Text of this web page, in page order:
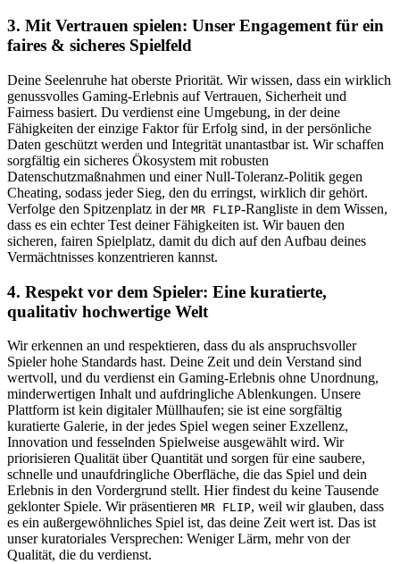
3. Mit Vertrauen spielen: Unser Engagement für ein
faires & sicheres Spielfeld
Deine Seelenruhe hat oberste Priorität. Wir wissen, dass ein wirklich
genussvolles Gaming-Erlebnis auf Vertrauen, Sicherheit und
Fairness basiert. Du verdienst eine Umgebung, in der deine
Fähigkeiten der einzige Faktor für Erfolg sind, in der persönliche
Daten geschützt werden und Integrität unantastbar ist. Wir schaffen
sorgfältig ein sicheres Ökosystem mit robusten
Datenschutzmaßnahmen und einer Null-Toleranz-Politik gegen
Cheating, sodass jeder Sieg, den du erringst, wirklich dir gehört.
Verfolge den Spitzenplatz in der MR FLIP-Rangliste in dem Wissen,
dass es ein echter Test deiner Fähigkeiten ist. Wir bauen den
sicheren, fairen Spielplatz, damit du dich auf den Aufbau deines
Vermächtnisses konzentrieren kannst.
4. Respekt vor dem Spieler: Eine kuratierte,
qualitativ hochwertige Welt
Wir erkennen an und respektieren, dass du als anspruchsvoller
Spieler hohe Standards hast. Deine Zeit und dein Verstand sind
wertvoll, und du verdienst ein Gaming-Erlebnis ohne Unordnung,
minderwertigen Inhalt und aufdringliche Ablenkungen. Unsere
Plattform ist kein digitaler Müllhaufen; sie ist eine sorgfältig
kuratierte Galerie, in der jedes Spiel wegen seiner Exzellenz,
Innovation und fesselnden Spielweise ausgewählt wird. Wir
priorisieren Qualität über Quantität und sorgen für eine saubere,
schnelle und unaufdringliche Oberfläche, die das Spiel und dein
Erlebnis in den Vordergrund stellt. Hier findest du keine Tausende
geklonter Spiele. Wir präsentieren MR FLIP, weil wir glauben, dass
es ein außergewöhnliches Spiel ist, das deine Zeit wert ist. Das ist
unser kuratoriales Versprechen: Weniger Lärm, mehr von der
Qualität, die du verdienst.